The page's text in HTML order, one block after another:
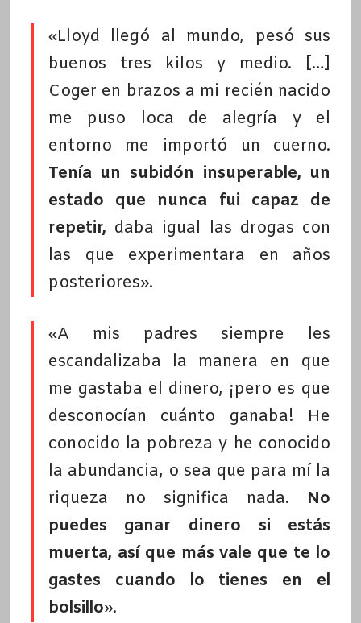
«Lloyd llegó al mundo, pesó sus
buenos tres kilos y medio. […]
Coger en brazos a mi recién nacido
me puso loca de alegría y el
entorno me importó un cuerno.
Tenía un subidón insuperable, un
estado que nunca fui capaz de
repetir, daba igual las drogas con
las que experimentara en años
posteriores».
«A mis padres siempre les
escandalizaba la manera en que
me gastaba el dinero, ¡pero es que
desconocían cuánto ganaba! He
conocido la pobreza y he conocido
la abundancia, o sea que para mí la
riqueza no significa nada. No
puedes ganar dinero si estás
muerta, así que más vale que te lo
gastes cuando lo tienes en el
bolsillo».